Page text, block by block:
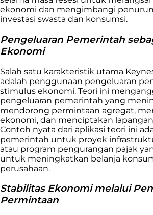
ekonomi dan mengimbangi
investasi swasta dan konsumsi.
Pengeluaran Pemerintah
Ekonomi
Salah satu karakteristik utama
adalah penggunaan pengeluaran
stimulus ekonomi. Teori ini
pengeluaran pemerintah yang
mendorong permintaan agregat,
ekonomi, dan menciptakan
Contoh nyata dari aplikasi teori ini
pemerintah untuk proyek
atau program pengurangan pajak
untuk meningkatkan belanja
perusahaan.
Stabilitas Ekonomi melalui
Permintaan